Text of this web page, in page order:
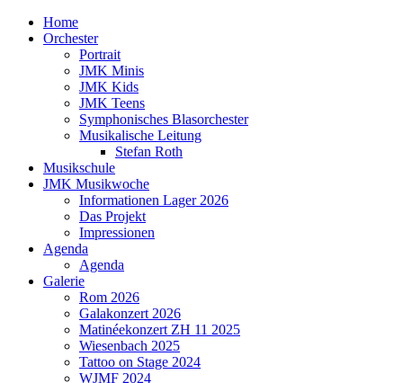
Home
Orchester
Portrait
JMK Minis
JMK Kids
JMK Teens
Symphonisches Blasorchester
Musikalische Leitung
Stefan Roth
Musikschule
JMK Musikwoche
Informationen Lager 2026
Das Projekt
Impressionen
Agenda
Agenda
Galerie
Rom 2026
Galakonzert 2026
Matinéekonzert ZH 11 2025
Wiesenbach 2025
Tattoo on Stage 2024
WJMF 2024